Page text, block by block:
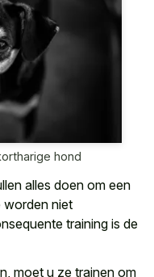
hond
alles doen om een
worden niet
training is de
moet u ze trainen om